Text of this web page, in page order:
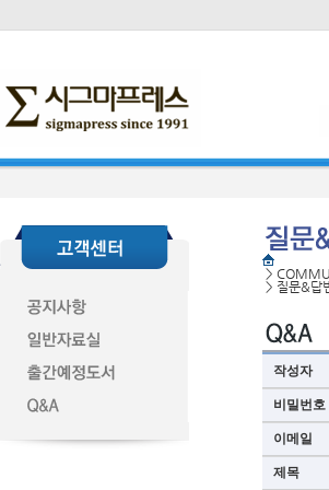
>
> 질문&답
작성자
비밀번호
이메일
제목